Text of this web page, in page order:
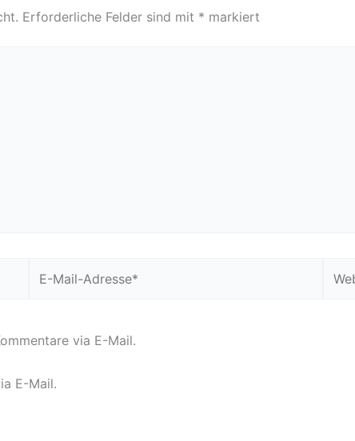
Erforderliche Felder sind mit * markiert
Mail-
via E-Mail.
E-Mail.